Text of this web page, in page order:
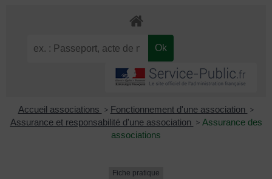
Accueil associations > Fonctionnement d'une association >
Assurance et responsabilité d'une association > Assurance des
associations
Fiche pratique